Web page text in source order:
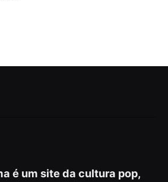
é um site da cultura pop,